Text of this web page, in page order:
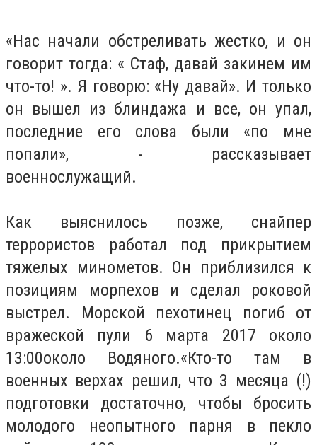
«Нас начали обстреливать жестко, и он
говорит тогда: « Стаф, давай закинем им
что-то! ». Я говорю: «Ну давай». И только
он вышел из блиндажа и все, он упал,
последние его слова были «по мне
попали», - рассказывает
военнослужащий.
Как выяснилось позже, снайпер
террористов работал под прикрытием
тяжелых минометов. Он приблизился к
позициям морпехов и сделал роковой
выстрел. Морской пехотинец погиб от
вражеской пули 6 марта 2017 около
13:00около Водяного.«Кто-то там в
военных верхах решил, что 3 месяца (!)
подготовки достаточно, чтобы бросить
молодого неопытного парня в пекло